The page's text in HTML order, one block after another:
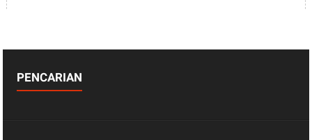
PENCARIAN